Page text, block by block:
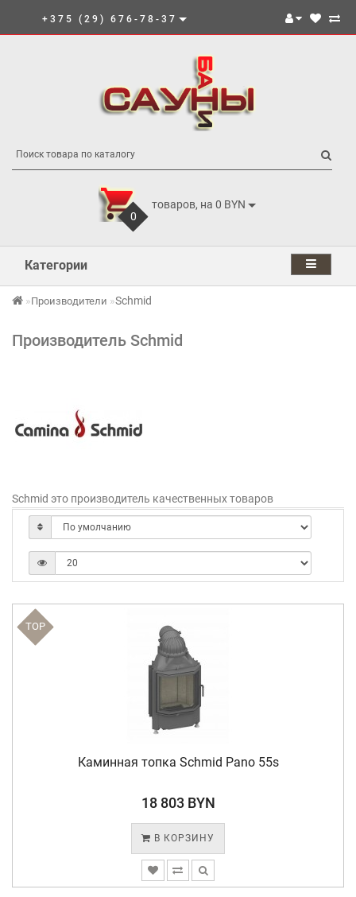
+375 (29) 676-78-37
0
товаров, на 0 BYN
Категории
Производители Schmid
Производитель Schmid
Schmid это производитель качественных товаров
TOP
Каминная топка Schmid Pano 55s
18 803 BYN
В КОРЗИНУ